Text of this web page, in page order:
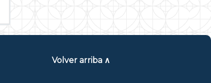
Volver arriba ∧